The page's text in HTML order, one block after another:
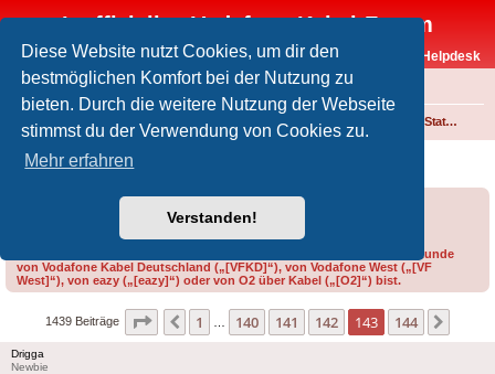
Diese Website nutzt Cookies, um dir den
bestmöglichen Komfort bei der Nutzung zu
bieten. Durch die weitere Nutzung der Webseite
stimmst du der Verwendung von Cookies zu.
Mehr erfahren
Verstanden!
Inoffizielles Vodafone-Kabel-Forum
Vodafone-Kabel-Helpdesk
FAQ
Foren-Übersicht Vodafone Station, Ultra Hub 7 Kabel sowie weitere Geräte von CommScope, Technicolor, Arris, Compal, Sagemcom und Hitron
Erfahrungen mit TC4400
Bitte gib bei der Erstellung eines Threads im Feld „Präfix“ an, ob du Kunde
von Vodafone Kabel Deutschland („[VFKD]“), von Vodafone West („[VF
West]“), von eazy („[eazy]“) oder von O2 über Kabel („[O2]“) bist.
1439 Beiträge Seite 143 von144
Vorherige
1 140 141 142 143 144
Drigga
Newbie